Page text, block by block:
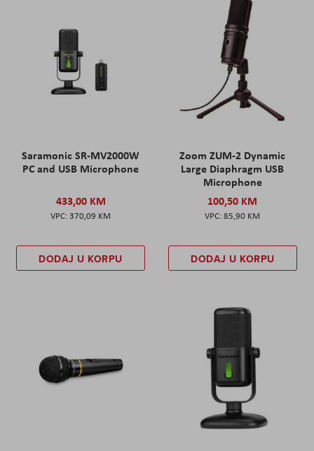
Saramonic SR-MV2000W
PC and USB Microphone
433,00 KM
370,09 KM
DODAJ U KORPU
Zoom ZUM-2 Dynamic
Large Diaphragm USB
Microphone
100,50 KM
85,90 KM
DODAJ U KORPU